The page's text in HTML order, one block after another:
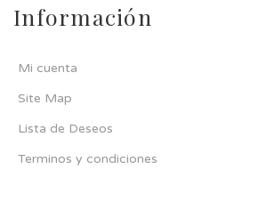
Información
Mi cuenta
Site Map
Lista de Deseos
Terminos y condiciones